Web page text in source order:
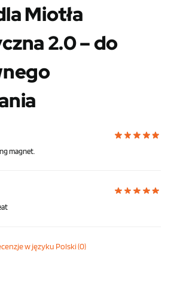
Miotła
2.0 – do
magnet.
w języku Polski (0)